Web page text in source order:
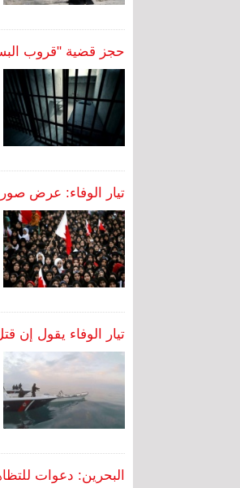
حجز قضية "قروب البسطة"
تيار الوفاء: عرض
تيار الوفاء يقول إن
البحرين: دعوات